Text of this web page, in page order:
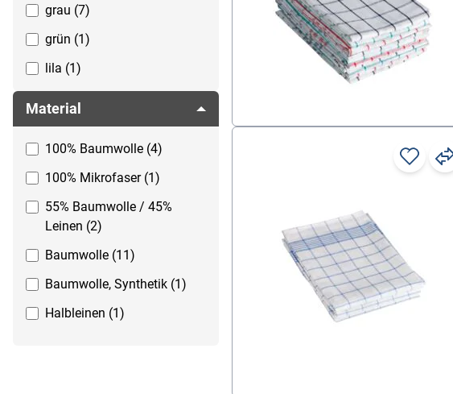
grau (7)
grün (1)
lila (1)
naturfarben (1)
rot (4)
schwarz (1)
weiß (6)
Material
100% Baumwolle (4)
100% Mikrofaser (1)
55% Baumwolle / 45%
Leinen (2)
Baumwolle (11)
Baumwolle, Synthetik (1)
Halbleinen (1)